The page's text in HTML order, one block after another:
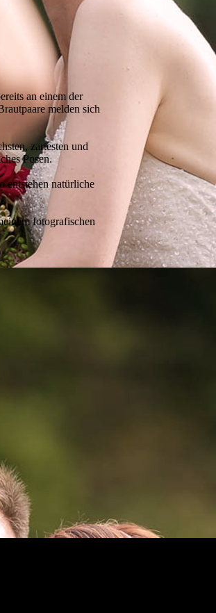
an einem der
melden sich
zartesten und
Posen.
entstehen natürliche
fotografischen